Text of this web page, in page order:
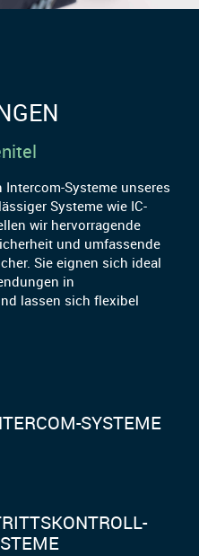
Systeme unseres
Systeme wie IC-
wir hervorragende
und umfassende
Sie eignen sich ideal
in
lassen sich flexibel
SYSTEME